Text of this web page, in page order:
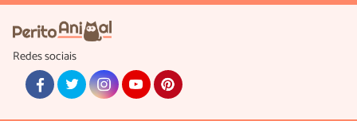
Redes sociais